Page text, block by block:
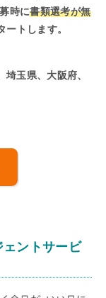
時に書類選考が無
トします。
玉県、大阪府、
ントサービ